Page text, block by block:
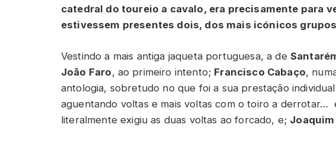
catedral do toureio a cavalo, era precisamente para
estivessem presentes dois, dos mais icónicos
Vestindo a mais antiga jaqueta portuguesa, a de
João Faro, ao primeiro intento; Francisco Cabaço,
antologia, sobretudo no que foi a sua prestação
aguentando voltas e mais voltas com o toiro a derrotar…
literalmente exigiu as duas voltas ao forcado, e; Joaquim